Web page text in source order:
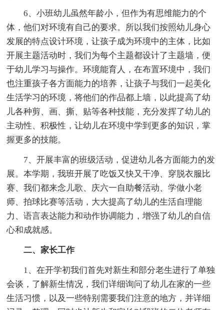
6、小班幼儿虽然年龄小，但作为有思维能力的个
体，他们对环境有自己的要求。所以我们按照幼儿身心
发展的特点设计环境，让孩子成为环境中的主体，比如
开展主题活动时，我们为每个主题都设计了主题墙，便
于幼儿学习与操作。环境能育人，在布置环境中，我们
也注重孩子各方面能力的培养，让孩子与我们一起美化
生活学习的环境，将他们的作品都上墙，以此提高了幼
儿各种剪、画、撕、贴等各种技能，充分发挥了幼儿的
主动性、积极性，让幼儿在环境中学到更多的知识，掌
握更多的技能。
7、开展丰富的班级活动，促进幼儿各方面能力的发
展。本学期，我班开展了吃饭又快又干净、穿脱衣服比
赛、我们都来念儿歌、庆六一自助餐活动、学做小老
师、拍球比赛等活动，大大提高了幼儿的生活自理能
力、语言表达能力和动作协调能力，增强了幼儿的自信
心和成就感。
二、家长工作
1、在开学初我们首先对新生和部分老生进行了单独
会谈，了解新生情况，我们详细询问了幼儿在家的一些
生活习惯，以及一些特别需要我们注意的地方，并详细